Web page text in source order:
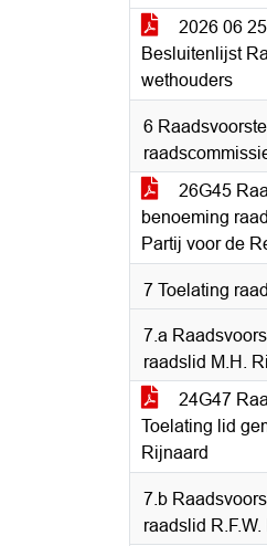
2026 06
Besluitenlijst
wethouders
6
26G45
benoeming
Partij voor de
7 Toelating
7.a
raadslid M.H.
24G47
Toelating lid
Rijnaard
7.b
raadslid